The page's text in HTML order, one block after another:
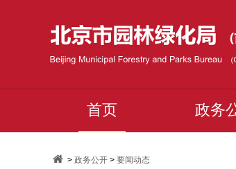
首页 政务
>政务公开 >要闻动态